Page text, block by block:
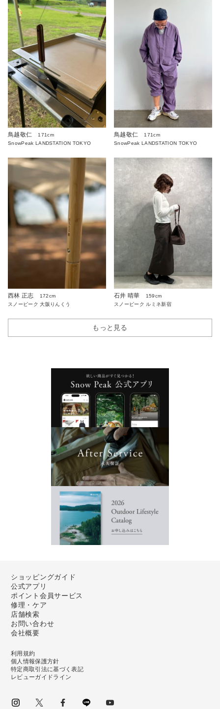
鳥越敬仁
171cm
SnowPeak LANDSTATION TOKYO
鳥越敬仁
171cm
SnowPeak LANDSTATION TOKYO
西林 正志
172cm
スノーピーク 大阪りんくう
石井 晴華
159cm
スノーピーク ルミネ新宿
もっと見る
ショッピングガイド
公式アプリ
ポイント会員サービス
修理・ケア
店舗検索
お問い合わせ
会社概要
利用規約
個人情報保護方針
特定商取引法に基づく表記
レビューガイドライン